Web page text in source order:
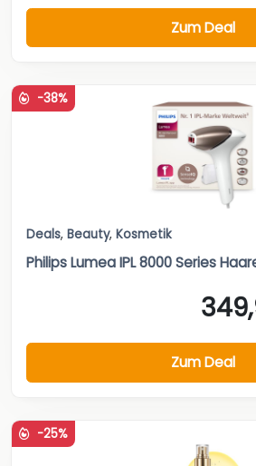
Zum Deal
-38%
Deals, Beauty, Kosmetik
Philips Lumea IPL 8000 Series
Zum Deal
-25%